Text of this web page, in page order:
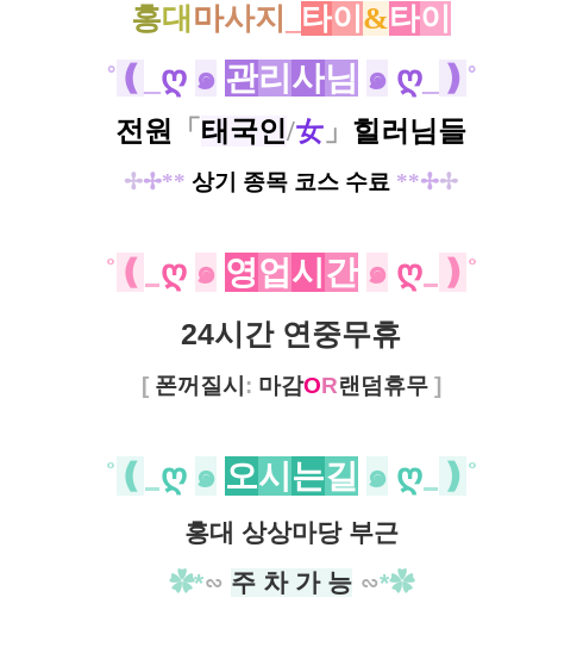
홍대 마사지 타이 &타이
˚ ❪ ღ ๑ 관리 사님 ๑ ღ_ ❫ ˚
전원 「 태국인/女 」 힐러님들
✢✢** 상기 종목 코스 수료 **✢✢
˚ ❪ ღ ๑ 영업 시 간 ๑ ღ_ ❫ ˚
24시간 연중무휴
[ 폰꺼질시 : 마감OR랜덤휴무]
˚ ❪ ღ ๑ 오시 는길 ๑ ღ_ ❫ ˚
홍대 상상마당 부근
✿*∽ 주 차 가 능 ∽*✿